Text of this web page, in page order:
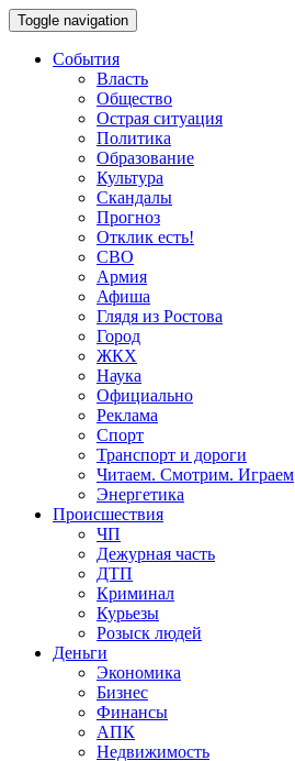
Toggle navigation
События
Власть
Общество
Острая ситуация
Политика
Образование
Культура
Скандалы
Прогноз
Отклик есть!
СВО
Армия
Афиша
Глядя из Ростова
Город
ЖКХ
Наука
Официально
Реклама
Спорт
Транспорт и дороги
Читаем. Смотрим. Играем
Энергетика
Происшествия
ЧП
Дежурная часть
ДТП
Криминал
Курьезы
Розыск людей
Деньги
Экономика
Бизнес
Финансы
АПК
Недвижимость